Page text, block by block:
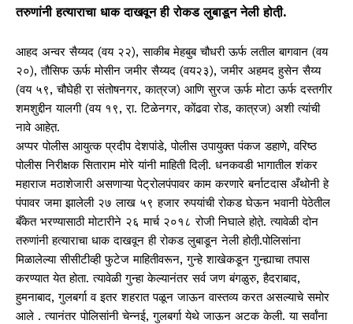
तरुणांनी हत्याराचा धाक दाखवून ही रोकड लुबाडून नेली होती़.
आहद अन्वर सैय्यद (वय २२), साकीब मेहबुब चौधरी ऊर्फ लतील बागवान (वय
२०), तौसिफ ऊर्फ मोसीन जमीर सैय्यद (वय२३), जमीर अहमद हुसेन सैय्य
(वय ५९, चौघेही रा़ संतोषनगर, कात्रज) आणि सुरज ऊर्फ मोटा ऊर्फ दस्तगीर
शमशुद्दीन यालगी (वय १९, रा़. टिळेनगर, कोंढवा रोड, कात्रज) अशी त्यांची
नावे आहेत़.
अप्पर पोलीस आयुत्क प्रदीप देशपांडे, पोलीस उपायुक्त पंकज डहाणे, वरिष्ठ
पोलीस निरीक्षक सिताराम मोरे यांनी माहिती दिली़. धनकवडी भागातील शंकर
महाराज मठाशेजारी असणाऱ्या पेट्रोलपंपावर काम करणारे बर्नाटदास अँथोनी हे
पंपावर जमा झालेली २७ लाख ५९ हजार रुपयांची रोकड घेऊन भवानी पेठेतील
बँकेत भरण्यासाठी मोटारीने २६ मार्च २०१८ रोजी निघाले होते़. त्यावेळी दोन
तरुणांनी हत्याराचा धाक दाखवून ही रोकड लुबाडून नेली होती़.पोलिसांना
मिळालेल्या सीसीटीव्ही फुटेज माहितीवरून, गुन्हे शाखेकडून गुन्ह्याचा तपास
करण्यात येत होता. त्यावेळी गुन्हा केल्यानंतर सर्व जण बंगळुरु, हैदराबाद,
हुमनाबाद, गुलबर्गा व इतर शहरात पळून जाऊन वास्तव्य करत असल्याचे समोर
आले . त्यानंतर पोलिसांनी चेन्नई, गुलबर्गा येथे जाऊन अटक केली. या सर्वांना